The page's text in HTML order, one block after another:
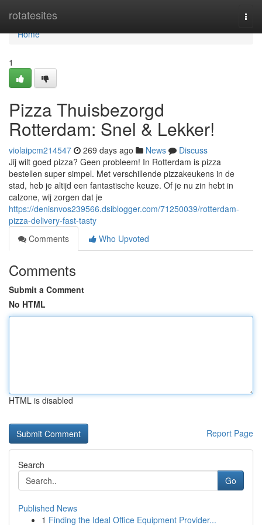
rotatesites
Home
Home
1
Pizza Thuisbezorgd
Rotterdam: Snel & Lekker!
violaipcm214547 269 days ago News
Discuss
Jij wilt goed pizza? Geen probleem! In Rotterdam is pizza
bestellen super simpel. Met verschillende pizzakeukens in de
stad, heb je altijd een fantastische keuze. Of je nu zin hebt in
calzone, wij zorgen dat je
https://denisnvos239566.dsiblogger.com/71250039/rotterdam-
pizza-delivery-fast-tasty
Comments
Who Upvoted
Comments
Submit a Comment
No HTML
HTML is disabled
Report Page
Search
Go
Published News
1 Finding the Ideal Office Equipment Provider...